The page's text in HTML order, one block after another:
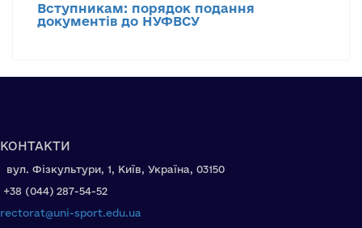
Вступникам: порядок подання
документів до НУФВСУ
КОНТАКТИ
вул. Фізкультури, 1, Київ, Україна, 03150
+38 (044) 287-54-52
rectorat@uni-sport.edu.ua